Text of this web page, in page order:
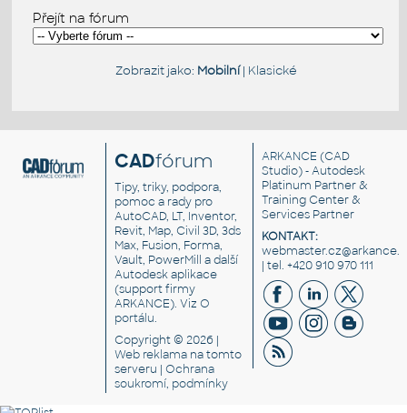
Přejít na fórum
Zobrazit jako: Mobilní| Klasické
CADfórum
Tipy, triky, podpora,
pomoc a rady pro
AutoCAD, LT, Inventor,
Revit, Map, Civil 3D, 3ds
Max, Fusion, Forma,
Vault, PowerMill a další
Autodesk aplikace
(support firmy
ARKANCE). VizO
portálu.
Copyright © 2026 |
Web reklama na tomto
serveru |Ochrana
soukromí, podmínky
ARKANCE (CAD
Studio) - Autodesk
Platinum Partner &
Training Center &
Services Partner
KONTAKT:
| tel. +420 910 970 111